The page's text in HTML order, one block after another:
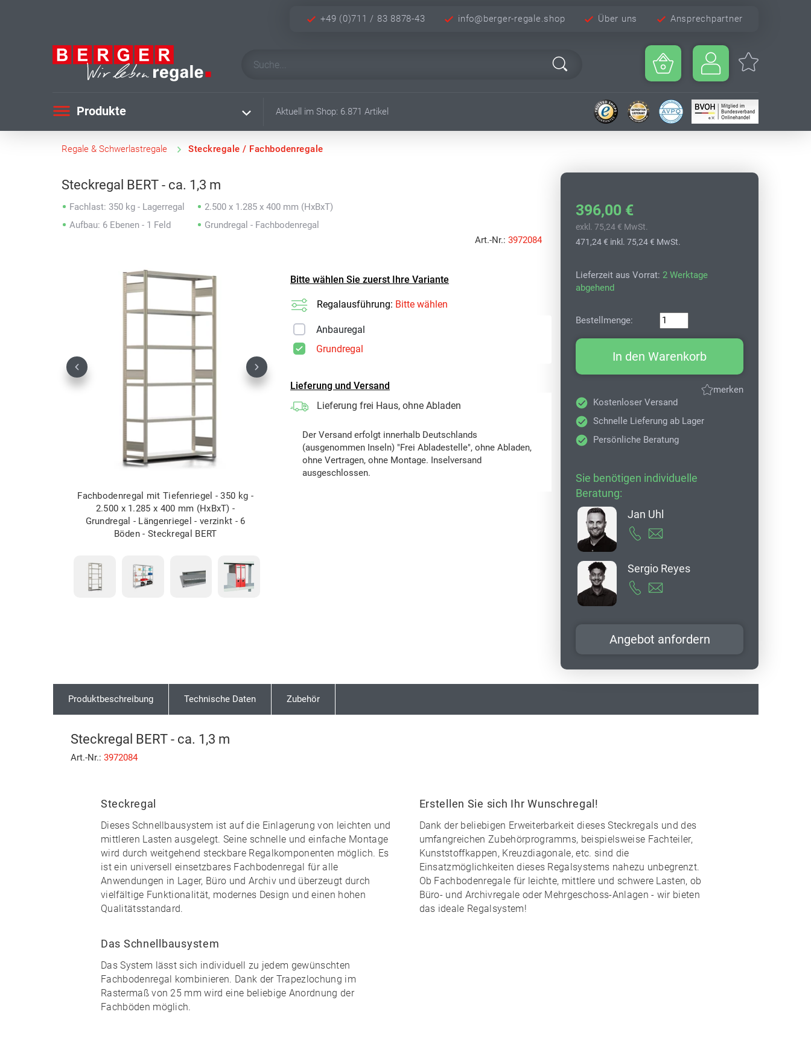
+49 (0)711 / 83 8878-43 info@berger-regale.shop Über uns Ansprechpartner
Produkte Aktuell im Shop: 6.871 Artikel
Regale & Schwerlastregale Steckregale / Fachbodenregale
Steckregal BERT - ca. 1,3 m
Fachlast: 350 kg - Lagerregal
Aufbau: 6 Ebenen - 1 Feld
2.500 x 1.285 x 400 mm (HxBxT)
Grundregal - Fachbodenregal
Art.-Nr.:3972084
Fachbodenregal mit Tiefenriegel - 350 kg -
2.500 x 1.285 x 400 mm (HxBxT) -
Grundregal - Längenriegel - verzinkt - 6
Böden - Steckregal BERT
Previous Next
Bitte wählen Sie zuerst Ihre Variante
Regalausführung: Bitte wählen
Anbauregal
Grundregal
Lieferung und Versand
Lieferung frei Haus, ohne Abladen
Der Versand erfolgt innerhalb Deutschlands
(ausgenommen Inseln) "Frei Abladestelle", ohne Abladen,
ohne Vertragen, ohne Montage. Inselversand
ausgeschlossen.
396,00 €
exkl. 75,24 € MwSt.
471,24 € inkl. 75,24 € MwSt.
Lieferzeit aus Vorrat: 2 Werktage
abgehend
Bestellmenge:
In den Warenkorb
merken
Kostenloser Versand
Schnelle Lieferung ab Lager
Persönliche Beratung
Sie benötigen individuelle
Beratung:
Jan Uhl
Sergio Reyes
Angebot anfordern
Produktbeschreibung Technische Daten Zubehör
Steckregal BERT - ca. 1,3 m
Art.-Nr.: 3972084
Steckregal
Dieses Schnellbausystem ist auf die Einlagerung von leichten und
mittleren Lasten ausgelegt. Seine schnelle und einfache Montage
wird durch weitgehend steckbareRegalkomponenten möglich. Es
ist ein universell einsetzbares Fachbodenregal für alle
Anwendungen in Lager, Büro und Archiv und überzeugt durch
vielfältige Funktionalität, modernes Design und einen hohen
Qualitätsstandard.
Das Schnellbausystem
Das System lässt sich individuell zu jedem gewünschten
Fachbodenregal kombinieren. Dank der Trapezlochung im
Rastermaß von 25 mm wird eine beliebige Anordnung der
Fachböden möglich.
Erstellen Sie sich Ihr Wunschregal!
Dank der beliebigen Erweiterbarkeit dieses Steckregals und des
umfangreichen Zubehörprogramms, beispielsweise Fachteiler,
Kunststoffkappen, Kreuzdiagonale, etc. sind die
Einsatzmöglichkeiten dieses Regalsystems nahezu unbegrenzt.
Ob Fachbodenregale für leichte, mittlere und schwere Lasten, ob
Büro- und Archivregale oder Mehrgeschoss-Anlagen - wir bieten
das ideale Regalsystem!